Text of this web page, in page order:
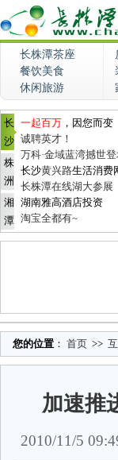
长株潭茶座
餐饮美食
休闲旅游
长
沙
株
洲
湘
潭
一起百万 ，因您而变
诚聘英才！
万科·金域蓝湾撼世登
长沙黄兴路生活消费
长株潭在线湖大参展
湖南雅高酒店投资
淘宝全都有~
您的位置 ： 首页 >>
加速推
2010/11/5